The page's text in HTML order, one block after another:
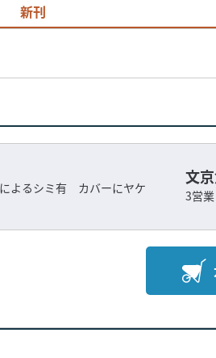
新刊
よるシミ有 カバーにヤケ
文
3営